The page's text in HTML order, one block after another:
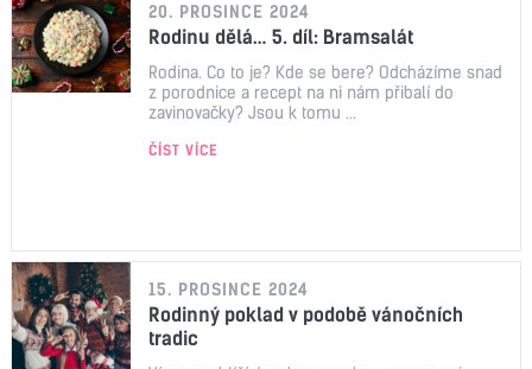
20. PROSINCE 2024
Rodinu dělá… 5. díl: Bramsalát
Rodina. Co to je? Kde se bere? Odcházíme snad
z porodnice a recept na ni nám přibalí do
zavinovačky? Jsou k tomu ...
ČÍST VÍCE
15. PROSINCE 2024
Rodinný poklad v podobě vánočních
tradic